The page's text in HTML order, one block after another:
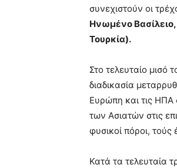
συνεχιστούν οι
Ηνωμένο Βασίλειο,
Τουρκία).
Στο τελευταίο μισό
διαδικασία
Ευρώπη και τις ΗΠΑ
των Ασιατών στις
φυσικοί πόροι,
Κατά τα τελευταία